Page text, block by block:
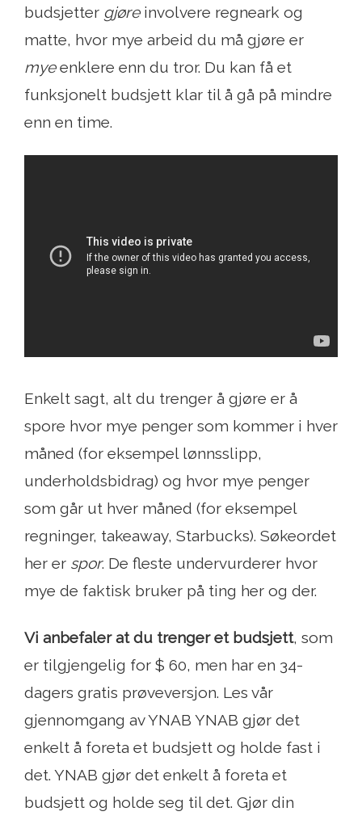
budsjetter gjøreinvolvere regneark og
matte, hvor mye arbeid du må gjøre er
myeenklere enn du tror. Du kan få et
funksjonelt budsjett klar til å gå på mindre
enn en time.
Enkelt sagt, alt du trenger å gjøre er å
spore hvor mye penger som kommer i hver
måned (for eksempel lønnsslipp,
underholdsbidrag) og hvor mye penger
som går ut hver måned (for eksempel
regninger, takeaway, Starbucks). Søkeordet
her er spor. De fleste undervurderer hvor
mye de faktisk bruker på ting her og der.
Vi anbefaler at du trenger et budsjett, som
er tilgjengelig for $ 60, men har en 34-
dagers gratis prøveversjon. Les vår
gjennomgang av YNAB YNAB gjør det
enkelt å foreta et budsjett og holde fast i
det. YNAB gjør det enkelt å foreta et
budsjett og holde seg til det. Gjør din